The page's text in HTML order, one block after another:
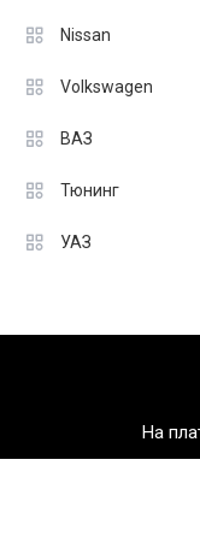
Nissan
Volkswagen
ВАЗ
Тюнинг
УАЗ
На